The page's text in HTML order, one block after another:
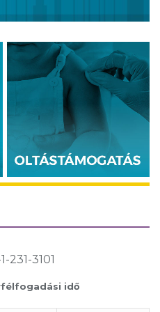
231-3101
idő